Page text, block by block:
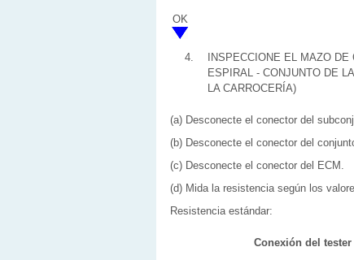
OK
4.
INSPECCIONE EL MAZO
ESPIRAL - CONJUNTO DE
LA CARROCERÍA)
(a) Desconecte el conector del
(b) Desconecte el conector del
(c) Desconecte el conector del ECM.
(d) Mida la resistencia según los
Resistencia estándar:
Conexión del tester